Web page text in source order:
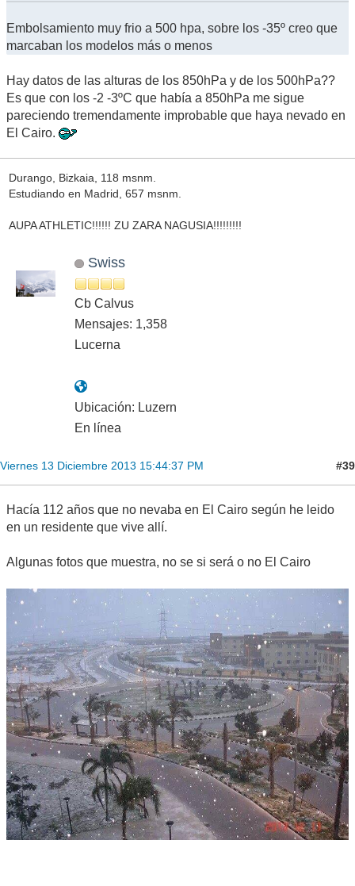
Embolsamiento muy frio a 500 hpa, sobre los -35º creo que
marcaban los modelos más o menos
Hay datos de las alturas de los 850hPa y de los 500hPa??
Es que con los -2 -3ºC que había a 850hPa me sigue
pareciendo tremendamente improbable que haya nevado en
El Cairo.
Durango, Bizkaia, 118 msnm.
Estudiando en Madrid, 657 msnm.
AUPA ATHLETIC!!!!!! ZU ZARA NAGUSIA!!!!!!!!!
Swiss
Cb Calvus
Mensajes: 1,358
Lucerna
Ubicación: Luzern
En línea
Viernes 13 Diciembre 2013 15:44:37 PM #39
Hacía 112 años que no nevaba en El Cairo según he leido
en un residente que vive allí.
Algunas fotos que muestra, no se si será o no El Cairo